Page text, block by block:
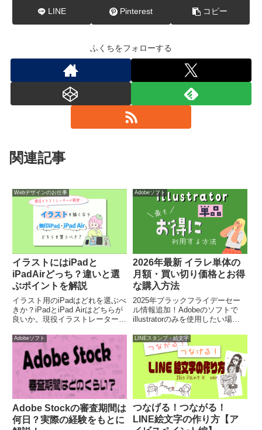
LINE Pinterest コピー
ふくちをフォローする
関連記事
Webデザインのお仕事
イラストにはiPadと
iPadAirどっち？違いと選
ぶポイントを解説
イラスト用のiPadはどれを選ぶべ
きか？iPadとiPad Airはどちらが
良いか。現役イラストレーターが
能、付属品などの観点から分かり
やすく解説。
Adobeソフト
2026年最新 イラレ単体の
月額・買い切り価格とお得
な購入方法
2025年ブラックフライデーセー
ル情報追加！Adobeのソフトで
illustratorのみを使用したい場合
ッと解説します。
Adobeソフト
Adobe Stockの審査期間は
何日？実際の経験をもとに
LINEスタンプ・絵文字
つなげる！つながる！
LINE絵文字の作り方【ア